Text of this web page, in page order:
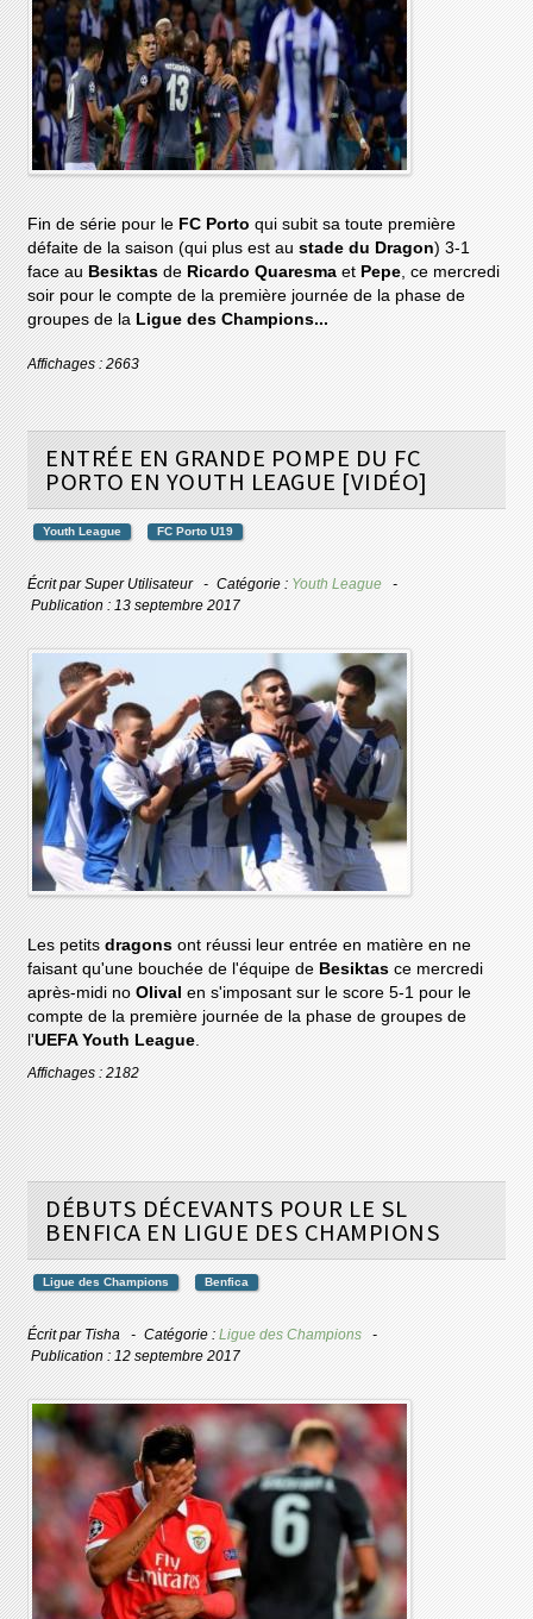
Fin de série pour le FC Porto qui subit sa toute première
défaite de la saison (qui plus est austade du Dragon) 3-1
face au Besiktasde Ricardo Quaresma et Pepe, ce mercredi
soir pour le compte de la première journée de la phase de
groupes de la Ligue des Champions...
Affichages : 2663
ENTRÉE EN GRANDE POMPE DU FC
PORTO EN YOUTH LEAGUE [VIDÉO]
Youth League FC Porto U19
Écrit parSuper Utilisateur Catégorie : Youth League
Publication : 13 septembre 2017
Les petitsdragonsont réussi leur entrée en matière en ne
faisant qu'une bouchée de l'équipe de Besiktasce mercredi
après-midi noOlivalen s'imposant sur le score 5-1 pour le
compte de la première journée de la phase de groupes de
l'UEFA Youth League.
Affichages : 2182
DÉBUTS DÉCEVANTS POUR LE SL
BENFICA EN LIGUE DES CHAMPIONS
Ligue des Champions Benfica
Écrit parTisha Catégorie :Ligue des Champions
Publication : 12 septembre 2017